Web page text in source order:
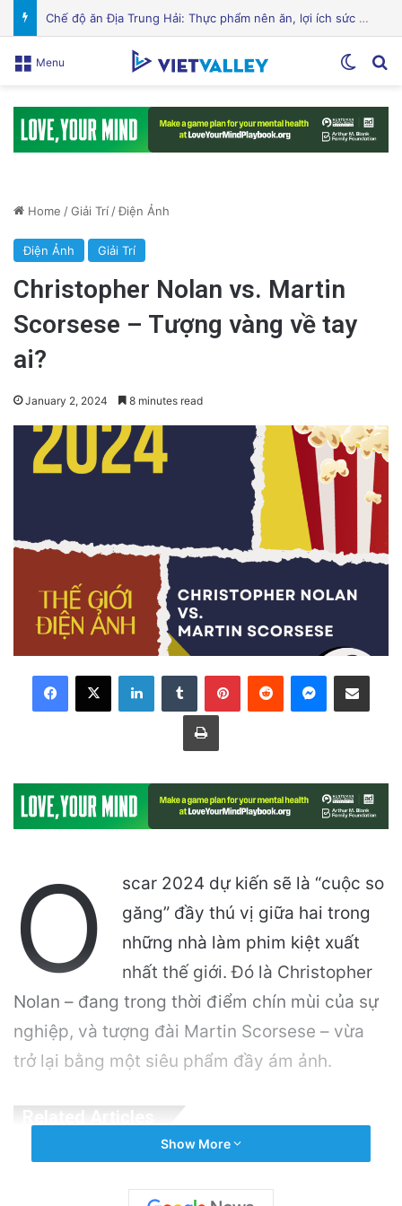
Cảnh Báo: Công An Xử Phạt Người Chia Sẻ Livestream Của Bà Nguyễn Phương Hằng!
Menu
Home /Giải Trí /Điện Ảnh
Điện Ảnh Giải Trí
Christopher Nolan vs. Martin
Scorsese – Tượng vàng về tay
ai?
January 2, 2024 8 minutes read
LinkedInTumblr PinterestReddit Messenger
Share via Email
Print
O
scar 2024 dự kiến sẽ là “cuộc so
găng” đầy thú vị giữa hai trong
những nhà làm phim kiệt xuất
nhất thế giới. Đó là Christopher
Nolan – đang trong thời điểm chín mùi của sự
nghiệp, và tượng đài Martin Scorsese – vừa
trở lại bằng một siêu phẩm đầy ám ảnh.
Đàm Vĩnh Hưng Bổ Sung Thêm 3 bị đơn Vào
Hồ Sơ Kiện
Show More